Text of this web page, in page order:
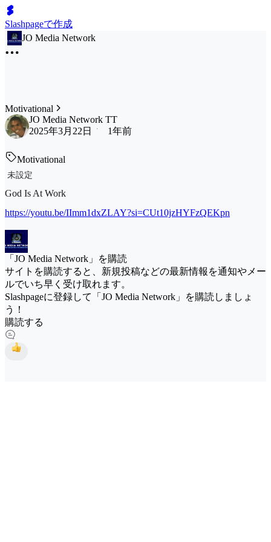
Slashpageで作成
JO Media Network
Motivational
JO Media Network TT
2025年3月22日
1年前
Motivational
未設定
God Is At Work
https://youtu.be/IImm1dxZLAY?si=CUt10jzHYFzQEKpn
「JO Media Network」を購読
サイトを購読すると、新規投稿などの最新情報を通知やメー
ルでいち早く受け取れます。
Slashpageに登録して「JO Media Network」を購読しましょ
う！
購読する